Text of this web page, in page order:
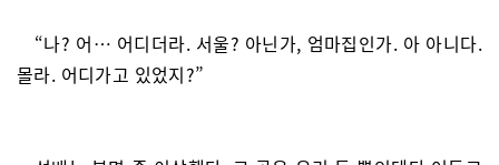
“나? 어… 어디더라. 서울? 아닌가, 엄마집인가. 아 아니다.
몰라. 어디가고 있었지?”